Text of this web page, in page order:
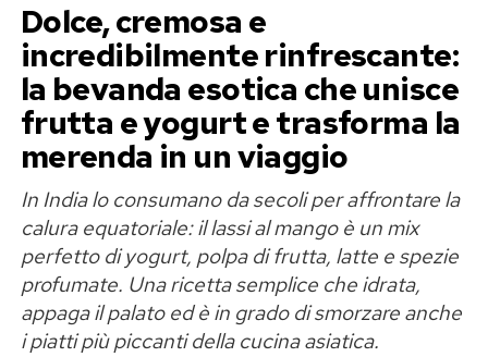
Dolce, cremosa e
incredibilmente rinfrescante:
la bevanda esotica che unisce
frutta e yogurt e trasforma la
merenda in un viaggio
In India lo consumano da secoli per affrontare la
calura equatoriale: il lassi al mango è un mix
perfetto di yogurt, polpa di frutta, latte e spezie
profumate. Una ricetta semplice che idrata,
appaga il palato ed è in grado di smorzare anche
i piatti più piccanti della cucina asiatica.